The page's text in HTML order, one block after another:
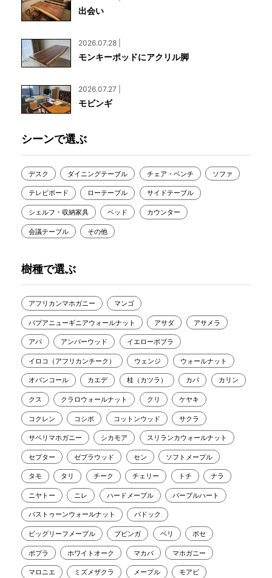
出会い
2026.07.28 |
モンキーポッドにアクリル脚
2026.07.27 |
モビンギ
シーンで選ぶ
デスク ダイニングテーブル チェア・ベンチ ソファ
テレビボード ローテーブル サイドテーブル
シェルフ・収納家具 ベッド カウンター
会議テーブル その他
樹種で選ぶ
アフリカンマホガニー マンゴ
パプアニューギニアウォールナット アサダ アサメラ
アパ アンバーウッド イエローポプラ
イロコ（アフリカンチーク） ウェンジ ウォールナット
オバンコール カエデ 桂（カツラ） カバ カリン
クス クラロウォールナット クリ ケヤキ
コクレン コシポ コットンウッド サクラ
サペリマホガニー シカモア スリランカウォールナット
セプター ゼブラウッド セン ソフトメープル
タモ タリ チーク チェリー トチ ナラ
ニヤトー ニレ ハードメープル パープルハート
バストゥーンウォールナット パドック
ビッグリーフメープル ブビンガ ベリ ボセ
ポプラ ホワイトオーク マカバ マホガニー
マロニエ ミズメザクラ メープル モアビ